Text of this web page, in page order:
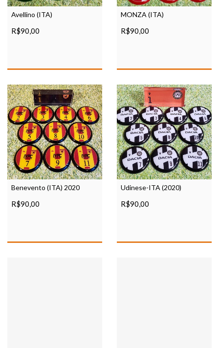
Avellino (ITA)
R$90,00
MONZA (ITA)
R$90,00
Benevento (ITA) 2020
R$90,00
Udinese-ITA (2020)
R$90,00